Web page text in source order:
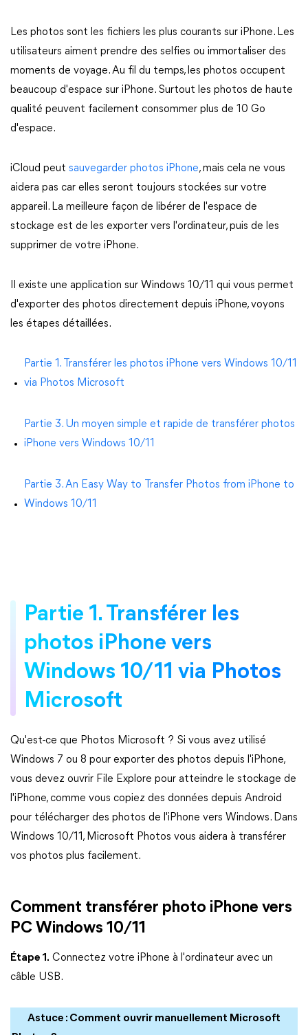
Les photos sont les fichiers les plus courants sur iPhone. Les
utilisateurs aiment prendre des selfies ou immortaliser des
moments de voyage. Au fil du temps, les photos occupent
beaucoup d'espace sur iPhone. Surtout les photos de haute
qualité peuvent facilement consommer plus de 10 Go
d'espace.
iCloud peut sauvegarder photos iPhone, mais cela ne vous
aidera pas car elles seront toujours stockées sur votre
appareil. La meilleure façon de libérer de l'espace de
stockage est de les exporter vers l'ordinateur, puis de les
supprimer de votre iPhone.
Il existe une application sur Windows 10/11 qui vous permet
d'exporter des photos directement depuis iPhone, voyons
les étapes détaillées.
Partie 1. Transférer les photos iPhone vers Windows 10/11
via Photos Microsoft
Partie 3. Un moyen simple et rapide de transférer photos
iPhone vers Windows 10/11
Partie 3. An Easy Way to Transfer Photos from iPhone to
Windows 10/11
Partie 1. Transférer les
photos iPhone vers
Windows 10/11 via Photos
Microsoft
Qu'est-ce que Photos Microsoft ? Si vous avez utilisé
Windows 7 ou 8 pour exporter des photos depuis l'iPhone,
vous devez ouvrir File Explore pour atteindre le stockage de
l'iPhone, comme vous copiez des données depuis Android
pour télécharger des photos de l'iPhone vers Windows. Dans
Windows 10/11, Microsoft Photos vous aidera à transférer
vos photos plus facilement.
Comment transférer photo iPhone vers
PC Windows 10/11
Étape 1. Connectez votre iPhone à l'ordinateur avec un
câble USB.
Astuce : Comment ouvrir manuellement Microsoft